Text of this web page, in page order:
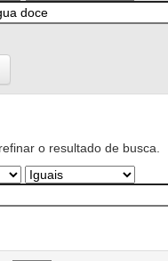
o resultado de busca.